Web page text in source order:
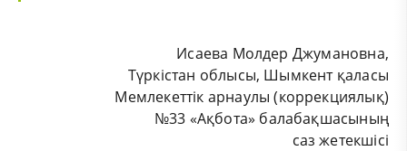
Исаева Молдер Джумановна,
Түркістан облысы, Шымкент қаласы
Мемлекеттік арнаулы (коррекциялық)
№33 «Ақбота» балабақшасының
саз жетекшісі